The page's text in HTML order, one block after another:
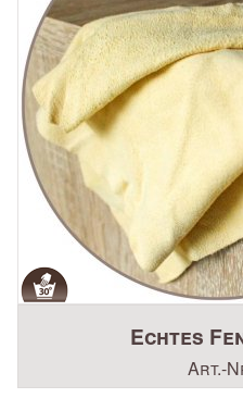
Echtes
Art.-